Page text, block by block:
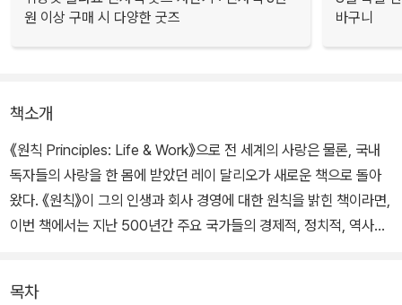
원 이상 구매 시 다양한 굿즈
바구니
책소개
《원칙 Principles: Life & Work》으로 전 세계의 사랑은 물론, 국내
독자들의 사랑을 한 몸에 받았던 레이 달리오가 새로운 책으로 돌아
왔다. 《원칙》이 그의 인생과 회사 경영에 대한 원칙을 밝힌 책이라면,
이번 책에서는 지난 500년간 주요 국가들의 경제적, 정치적, 역사적
목차